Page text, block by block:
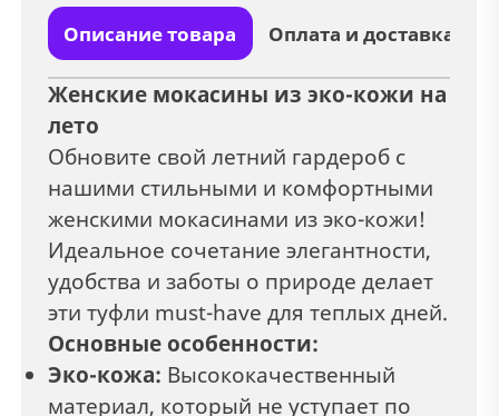
Описание товара Оплата и доставка
Женские мокасины из эко-кожи на
лето
Обновите свой летний гардероб с
нашими стильными и комфортными
женскими мокасинами из эко-кожи!
Идеальное сочетание элегантности,
удобства и заботы о природе делает
эти туфли must-have для теплых дней.
Основные особенности:
Эко-кожа: Высококачественный
материал, который не уступает по